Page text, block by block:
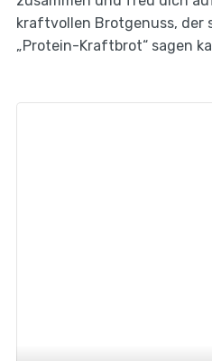
kraftvollen Brotgenuss, der
„Protein-Kraftbrot“ sagen